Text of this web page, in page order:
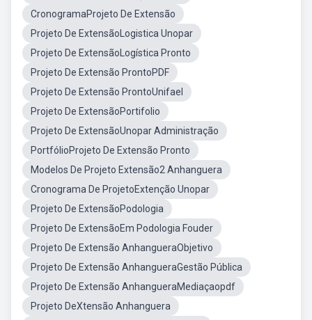
CronogramaProjeto De Extensão
Projeto De ExtensãoLogistica Unopar
Projeto De ExtensãoLogística Pronto
Projeto De Extensão ProntoPDF
Projeto De Extensão ProntoUnifael
Projeto De ExtensãoPortifolio
Projeto De ExtensãoUnopar Administração
PortfólioProjeto De Extensão Pronto
Modelos De Projeto Extensão2 Anhanguera
Cronograma De ProjetoExtenção Unopar
Projeto De ExtensãoPodologia
Projeto De ExtensãoEm Podologia Fouder
Projeto De Extensão AnhangueraObjetivo
Projeto De Extensão AnhangueraGestão Pública
Projeto De Extensão AnhangueraMediaçaopdf
Projeto DeXtensão Anhanguera